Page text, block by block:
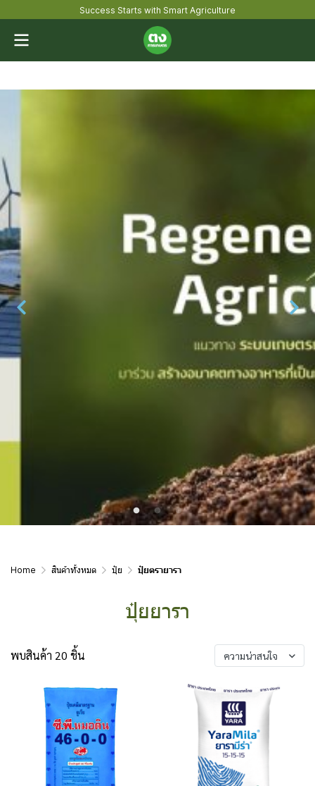
Success Starts with Smart Agriculture
Home สินค้าทั้งหมด ปุ๋ย ปุ๋ยตรายารา
ปุ๋ยยารา
พบสินค้า 20 ชิ้น ความน่าสนใจ